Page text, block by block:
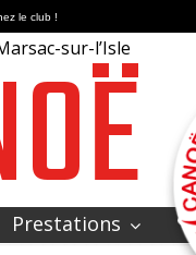
le club !
sur-l’Isle
Prestations